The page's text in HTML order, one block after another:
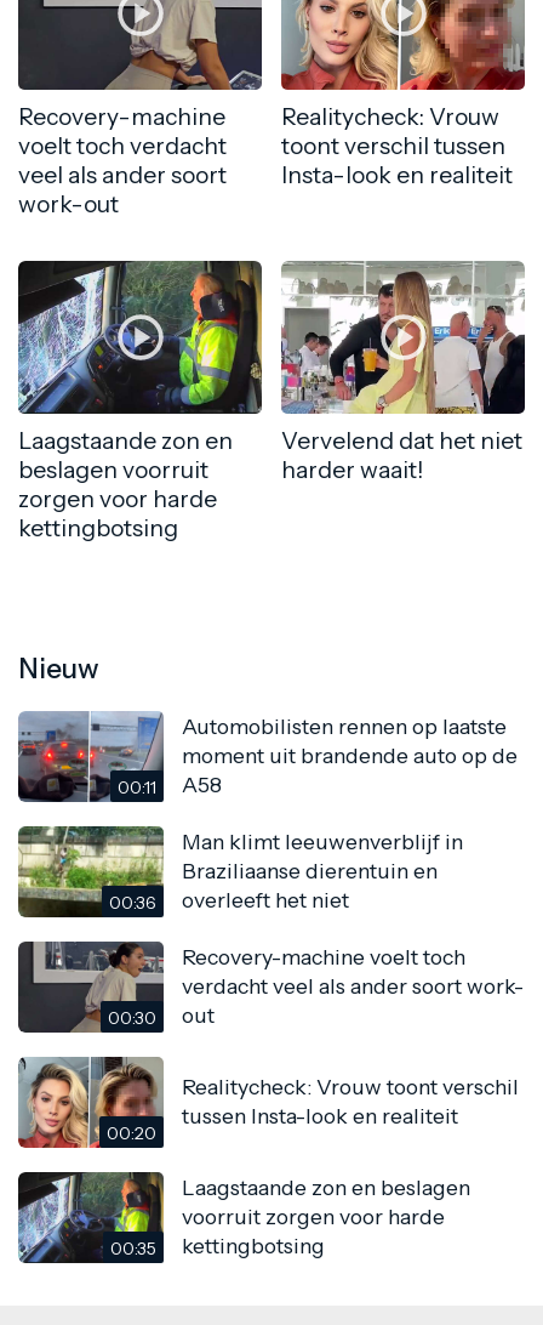
Recovery-machine
voelt toch verdacht
veel als ander soort
work-out
Realitycheck: Vrouw
toont verschil tussen
Insta-look en realiteit
Laagstaande zon en
beslagen voorruit
zorgen voor harde
kettingbotsing
Vervelend dat het niet
harder waait!
Nieuw
00:11
Automobilisten rennen op laatste
moment uit brandende auto op de
A58
00:36
Man klimt leeuwenverblijf in
Braziliaanse dierentuin en
overleeft het niet
00:30
Recovery-machine voelt toch
verdacht veel als ander soort work-
out
00:20
Realitycheck: Vrouw toont verschil
tussen Insta-look en realiteit
00:35
Laagstaande zon en beslagen
voorruit zorgen voor harde
kettingbotsing